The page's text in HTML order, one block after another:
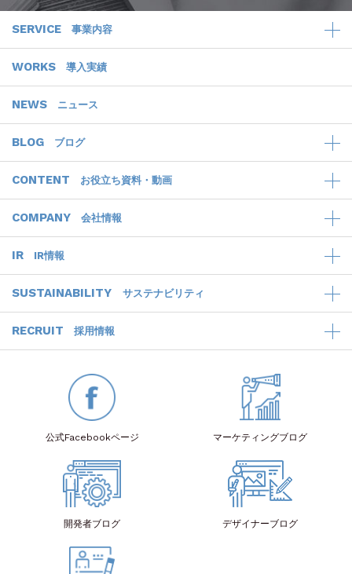
SERVICE 事業内容
WORKS 導入実績
NEWS ニュース
BLOG ブログ
CONTENT お役立ち資料・動画
COMPANY 会社情報
IR IR情報
SUSTAINABILITY サステナビリティ
RECRUIT 採用情報
公式Facebookページ マーケティングブログ
開発者ブログ デザイナーブログ